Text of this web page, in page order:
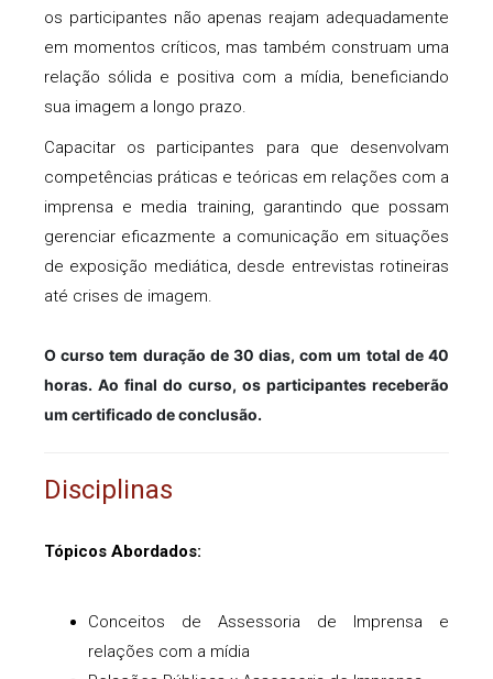
os participantes não apenas reajam adequadamente
em momentos críticos, mas também construam uma
relação sólida e positiva com a mídia, beneficiando
sua imagem a longo prazo.
Capacitar os participantes para que desenvolvam
competências práticas e teóricas em relações com a
imprensa e media training, garantindo que possam
gerenciar eficazmente a comunicação em situações
de exposição mediática, desde entrevistas rotineiras
até crises de imagem.
O curso tem duração de 30 dias, com um total de 40
horas. Ao final do curso, os participantes receberão
um certificado de conclusão.
Disciplinas
Tópicos Abordados:
Conceitos de Assessoria de Imprensa e
relações com a mídia